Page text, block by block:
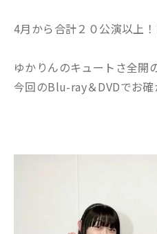
4月から合計２０公演以上
ゆかりんのキュートさ全開
今回のBlu-ray＆DVDでお確